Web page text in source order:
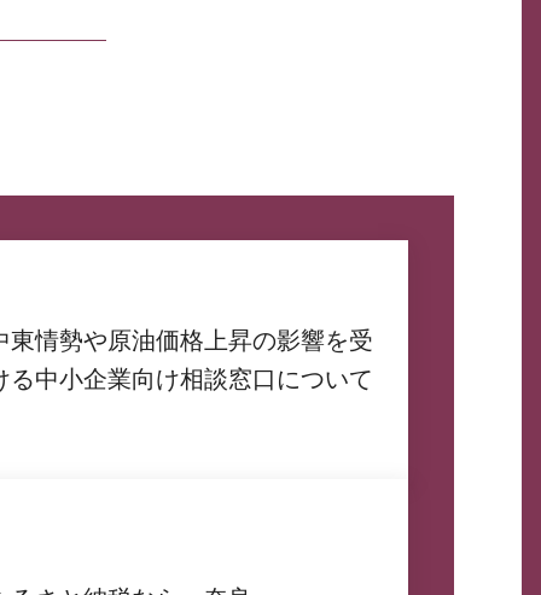
東情勢や原油価格上昇の影響を受
る中小企業向け相談窓口について